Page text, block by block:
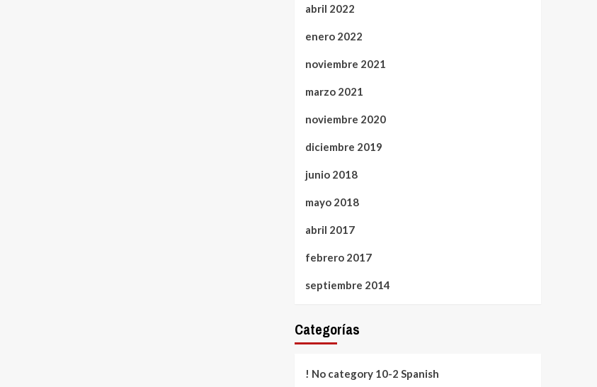
abril 2022
enero 2022
noviembre 2021
marzo 2021
noviembre 2020
diciembre 2019
junio 2018
mayo 2018
abril 2017
febrero 2017
septiembre 2014
Categorías
! No category 10-2 Spanish